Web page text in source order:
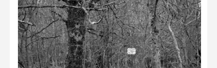
Видео 2025
Фотоконкурс 2024
Не учитываются 2024
Видео 2024